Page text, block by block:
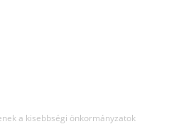
a kisebbségi önkormányzatok